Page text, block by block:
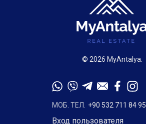
© 2026 MyAntalya.
МОБ. ТЕЛ. +90 532 711 84 95
Вход пользователя